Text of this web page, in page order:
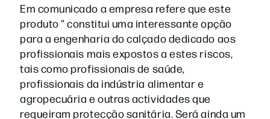
Em comunicado a empresa refere que este
produto " constitui uma interessante opção
para a engenharia do calçado dedicado aos
profissionais mais expostos a estes riscos,
tais como profissionais de saúde,
profissionais da indústria alimentar e
agropecuária e outras actividades que
requeiram protecção sanitária. Será ainda um